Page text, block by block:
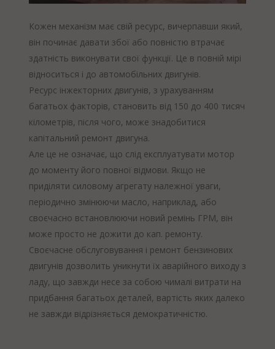
Кожен механізм має свій ресурс, вичерпавши який,
він починає давати збої або повністю втрачає
здатність виконувати свої функції. Це в повній мірі
відноситься і до автомобільних двигунів.
Ресурс інжекторних двигунів, з урахуванням
багатьох факторів, становить від 150 до 400 тисяч
кілометрів, після чого, може знадобитися
капітальний ремонт двигуна.
Але це не означає, що слід експлуатувати мотор
до моменту його повної відмови. Якщо не
приділяти силовому агрегату належної уваги,
періодично змінюючи масло, наприклад, або
своєчасно встановлюючи новий ремінь ГРМ, він
може просто не дожити до кап. ремонту.
Своєчасне обслуговування і ремонт бензинових
двигунів дозволить уникнути їх аварійного виходу з
ладу, що завжди несе за собою чималі витрати на
придбання багатьох деталей, вартість яких далеко
не завжди відрізняється демократичністю.